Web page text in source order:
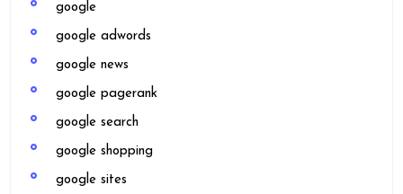
google
google adwords
google news
google pagerank
google search
google shopping
google sites